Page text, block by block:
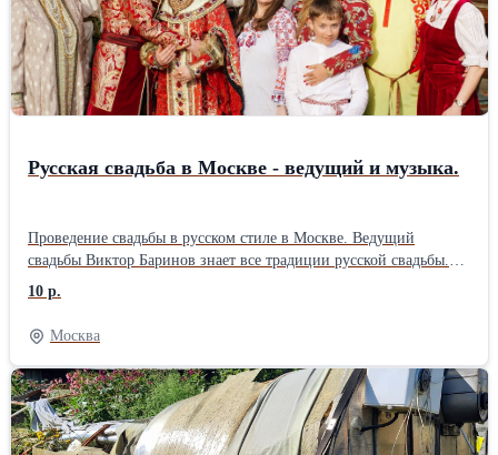
ремонте забираю машинку или узел в мастерскую. Многие
проблемы удается решить по телефону, звоните, консультация
бесплатна. С примерами и стоимостью ремонтов можете
ознакомиться на сайте.
Русская свадьба в Москве - ведущий и музыка.
Проведение свадьбы в русском стиле в Москве. Ведущий
свадьбы Виктор Баринов знает все традиции русской свадьбы.
Красочные,запоминающиеся обряды, русские игры и забавы,
приметы, толкование таинства венчания в русском языке,
зажигательные русские танцы, мастер классы и музыкальные
номера. Программа рассчитана на людей любого возраста от
мала до велика. Всем будет весело.
10 р.
Москва